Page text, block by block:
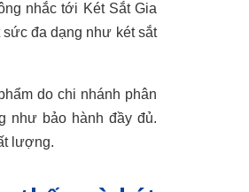
nhắc tới Két Sắt Gia
đa dạng như két sắt
do chi nhánh phân
như bảo hành đầy đủ.
lượng.